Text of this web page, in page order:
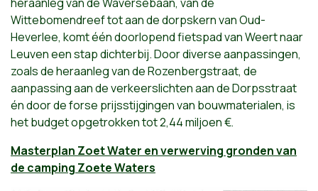
Wittebomendreef tot aan de dorpskern van Oud-
Heverlee, komt één doorlopend fietspad van Weert naar
Leuven een stap dichterbij. Door diverse aanpassingen,
zoals de heraanleg van de Rozenbergstraat, de
aanpassing aan de verkeerslichten aan de Dorpsstraat
én door de forse prijsstijgingen van bouwmaterialen, is
het budget opgetrokken tot 2,44 miljoen €.
Masterplan Zoet Water en verwerving gronden van
de camping Zoete Waters